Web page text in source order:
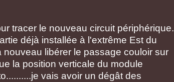
tracer le nouveau circuit périphérique.
déjà installée à l'extrême Est du
nouveau libérer le passage couloir sur
la position verticale du module
vais avoir un dégât des